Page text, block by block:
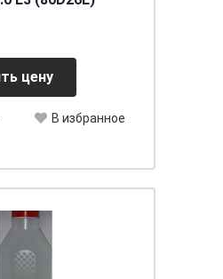
цену
В избранное